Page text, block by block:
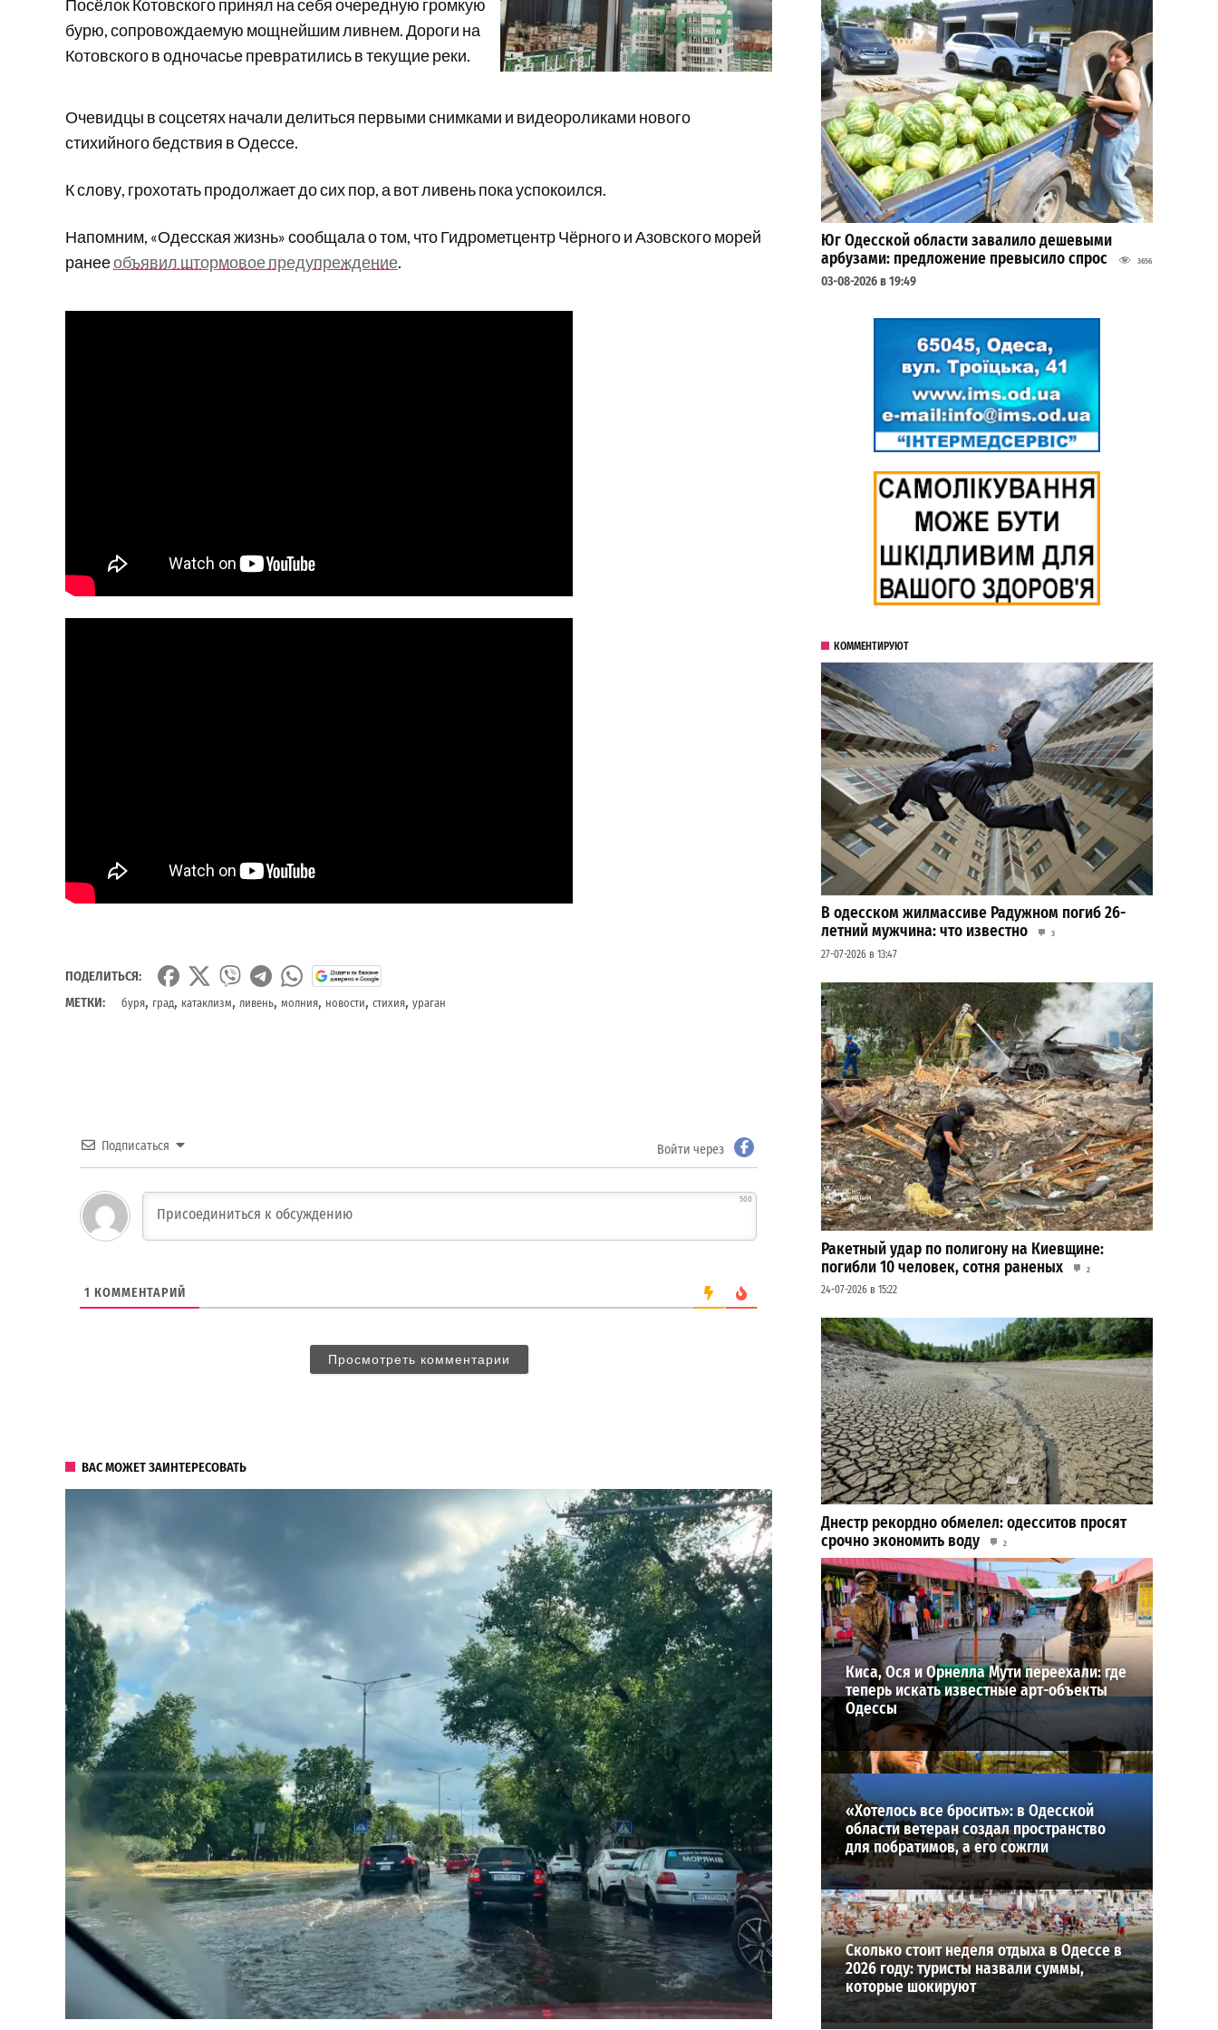
Посёлок Котовского принял на себя очередную громкую
бурю, сопровождаемую мощнейшим ливнем. Дороги на
Котовского в одночасье превратились в текущие реки.
Очевидцы в соцсетях начали делиться первыми снимками и видеороликами нового
стихийного бедствия в Одессе.
К слову, грохотать продолжает до сих пор, а вот ливень пока успокоился.
Напомним, «Одесская жизнь» сообщала о том, что Гидрометцентр Чёрного и Азовского морей
ранееобъявил штормовое предупреждение.
ПОДЕЛИТЬСЯ:
МЕТКИ:
буря, град, катаклизм, ливень, молния, новости, стихия, ураган
Подписаться Войти через
500
1 КОММЕНТАРИЙ
Просмотреть комментарии
ВАС МОЖЕТ ЗАИНТЕРЕСОВАТЬ
Юг Одесской области завалило дешевыми
арбузами: предложение превысило спрос
3656
03-08-2026 в 19:49
КОММЕНТИРУЮТ
В одесском жилмассиве Радужном погиб 26-
летний мужчина: что известно
3
27-07-2026 в 13:47
Ракетный удар по полигону на Киевщине:
погибли 10 человек, сотня раненых
2
24-07-2026 в 15:22
Днестр рекордно обмелел: одесситов просят
срочно экономить воду
2
29-07-2026 в 19:28
ВИБОР РЕДАКЦИИ
Киса, Ося и Орнелла Мути переехали: где
теперь искать известные арт-объекты
Одессы
«Хотелось все бросить»: в Одесской
области ветеран создал пространство
для побратимов, а его сожгли
Сколько стоит неделя отдыха в Одессе в
2026 году: туристы назвали суммы,
которые шокируют